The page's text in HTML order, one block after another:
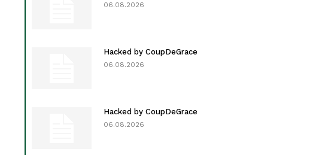
06.08.2026
Hacked by CoupDeGrace
06.08.2026
Hacked by CoupDeGrace
06.08.2026